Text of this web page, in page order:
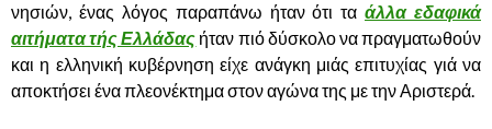
νησιών, ένας λόγος παραπάνω ήταν ότι ταάλλα εδαφικά
αιτήματα τής Ελλάδας ήταν πιό δύσκολο να πραγματωθούν
και η ελληνική κυβέρνηση είχε ανάγκη μιάς επιτυχίας γιά να
αποκτήσει ένα πλεονέκτημα στον αγώνα της με την Αριστερά.